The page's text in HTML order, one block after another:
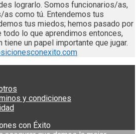
lograrlo. Somos funcionarios/as,
como tú. Entendemos tus
tus miedos; hemos pasado por
todo lo que aprendimos entonces,
tiene un papel importante que jugar.
y condiciones
con Éxito